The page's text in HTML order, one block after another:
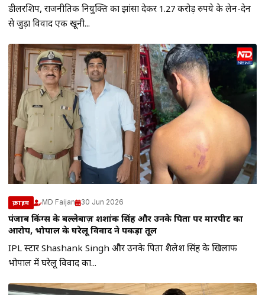
डीलरशिप, राजनीतिक नियुक्ति का झांसा देकर 1.27 करोड़ रुपये के लेन-देन
से जुड़ा विवाद एक खूनी...
क्राइम MD Faijan 30 Jun 2026
पंजाब किंग्स के बल्लेबाज़ शशांक सिंह और उनके पिता पर मारपीट का
आरोप, भोपाल के घरेलू विवाद ने पकड़ा तूल
IPL स्टार Shashank Singh और उनके पिता शैलेश सिंह के खिलाफ
भोपाल में घरेलू विवाद का...